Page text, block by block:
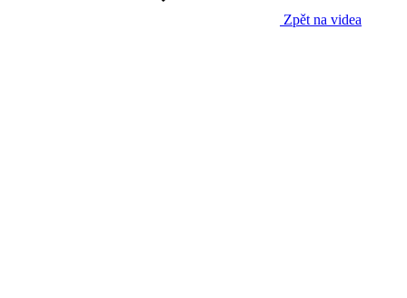
Zpět na videa